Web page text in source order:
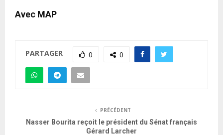
Avec MAP
PARTAGER 0 0
PRÉCÉDENT
Nasser Bourita reçoit le président du Sénat français
Gérard Larcher